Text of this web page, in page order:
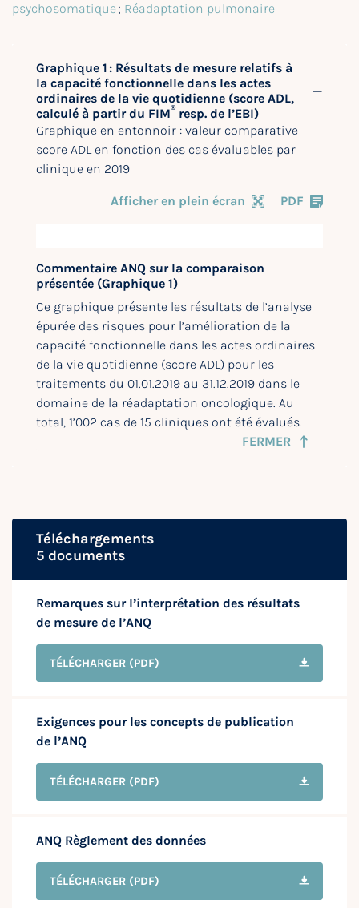
psychosomatique ; Réadaptation pulmonaire
Graphique 1 : Résultats de mesure relatifs à
la capacité fonctionnelle dans les actes
ordinaires de la vie quotidienne (score ADL,
calculé à partir du FIM® resp. de l’EBI)
Graphique en entonnoir : valeur comparative
score ADL en fonction des cas évaluables par
clinique en 2019
Afficher en plein écran PDF
Commentaire ANQ sur la comparaison
présentée (Graphique 1)
Ce graphique présente les résultats de l’analyse
épurée des risques pour l’amélioration de la
capacité fonctionnelle dans les actes ordinaires
de la vie quotidienne (score ADL) pour les
traitements du 01.01.2019 au 31.12.2019 dans le
domaine de la réadaptation oncologique. Au
total, 1’002 cas de 15 cliniques ont été évalués.
FERMER
Téléchargements
5 documents
Remarques sur l’interprétation des résultats
de mesure de l’ANQ
TÉLÉCHARGER (PDF)
Exigences pour les concepts de publication
de l’ANQ
TÉLÉCHARGER (PDF)
ANQ Règlement des données
TÉLÉCHARGER (PDF)